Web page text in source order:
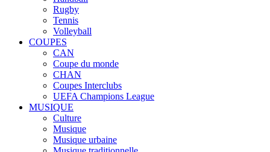
Rugby
Tennis
Volleyball
COUPES
CAN
Coupe du monde
CHAN
Coupes Interclubs
UEFA Champions League
MUSIQUE
Culture
Musique
Musique urbaine